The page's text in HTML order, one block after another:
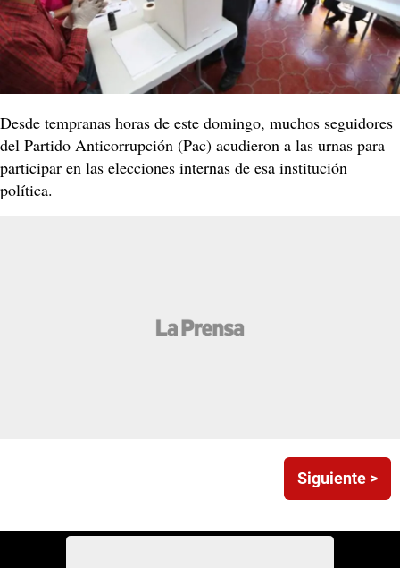
Desde tempranas horas de este domingo, muchos seguidores
del Partido Anticorrupción (Pac) acudieron a las urnas para
participar en las elecciones internas de esa institución
política.
Siguiente >